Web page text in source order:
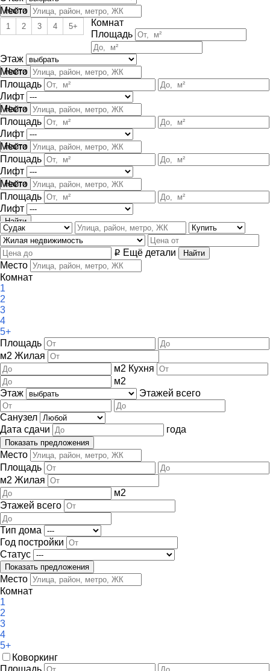
Место
Комнат
1 2 3 4 5+
Площадь
Этаж
Место
Площадь
Лифт
Место
Площадь
Лифт
Место
Площадь
Лифт
Место
Площадь
Лифт
i Ещё детали
Место
Комнат
1
2
3
4
5+
Площадь
м2 Жилая
м2 Кухня
м2
Этаж
Этажей всего
Санузел
Дата сдачи
года
Место
Площадь
м2 Жилая
м2
Этажей всего
Тип дома
Год постройки
Статус
Место
Комнат
1
2
3
4
5+
Коворкинг
Площадь